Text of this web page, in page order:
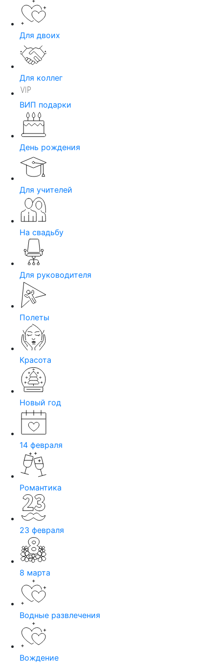
Для двоих
Для коллег
ВИП подарки
День рождения
Для учителей
На свадьбу
Для руководителя
Полеты
Красота
Новый год
14 февраля
Романтика
23 февраля
8 марта
Водные развлечения
Вождение